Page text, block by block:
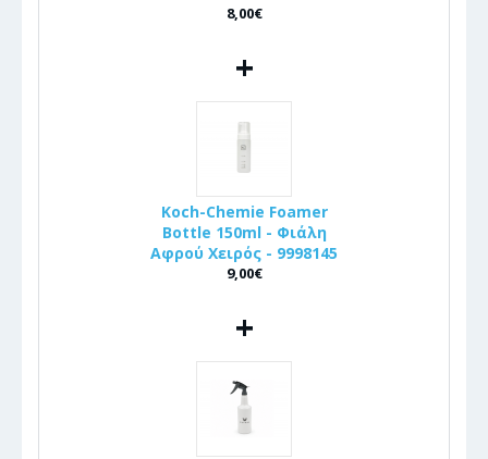
8,00€
+
Koch-Chemie Foamer
Bottle 150ml - Φιάλη
Αφρού Χειρός - 9998145
9,00€
+